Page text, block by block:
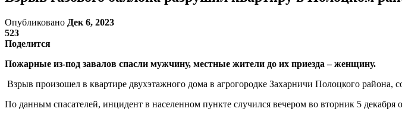
Опубликовано Дек 6, 2023
523
Поделится
Пожарные из-под завалов спасли мужчину, местные жители до их приезда – женщину.
Взрыв произошел в квартире двухэтажного дома в агрогородке Захарничи Полоцкого
По данным спасателей, инцидент в населенном пункте случился вечером во вторник 5